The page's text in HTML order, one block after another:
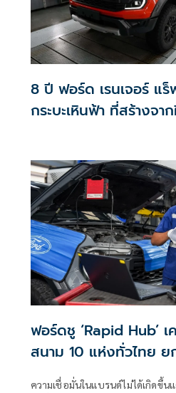
8 ปี ฟอร์ด เรนเจอร์ แร็
กระบะเหินฟ้า ที่สร้างจา
ฟอร์ดชู ‘Rapid Hub’
สนาม 10 แห่งทั่วไทย ย
การขาย
ความเชื่อมั่นในแบรนด์ไม่ได้เกิดขึ้